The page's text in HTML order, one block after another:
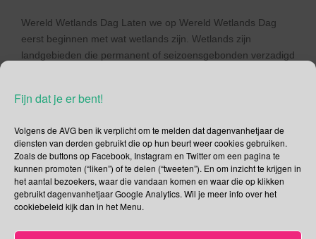
Fijn dat je er bent!
Volgens de AVG ben ik verplicht om te melden dat dagenvanhetjaar de
diensten van derden gebruikt die op hun beurt weer cookies gebruiken.
Zoals de buttons op Facebook, Instagram en Twitter om een pagina te
kunnen promoten (“liken”) of te delen (“tweeten”). En om inzicht te krijgen in
het aantal bezoekers, waar die vandaan komen en waar die op klikken
gebruikt dagenvanhetjaar Google Analytics. Wil je meer info over het
cookiebeleid kijk dan in het Menu.
Wereld Wetlands Dag Laten we op Wereld Wetlands Dag
eerst beginnen met wat wetlands zijn. Wetlands zijn
landgebieden die permanent of seizoensgebonden verzadigd
en moerassen. Kust wetlands omvatten zoutwater
koraalriffen. Visvijvers, rijstvelden en zoutpannen zijn […]
Lees verder